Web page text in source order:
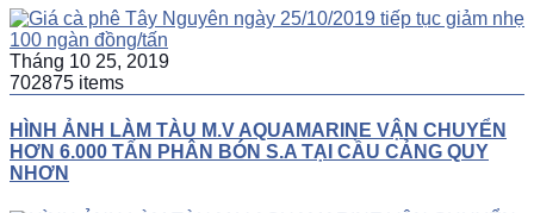
Tháng 10 25, 2019
702875 items
HÌNH ẢNH LÀM TÀU M.V AQUAMARINE VẬN CHUYỂN
HƠN 6.000 TẤN PHÂN BÓN S.A TẠI CẦU CẢNG QUY
NHƠN